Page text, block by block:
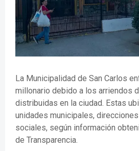
La Municipalidad de San Carlos
millonario debido a los arriendos
distribuidas en la ciudad. Estas
unidades municipales,
sociales, según información
de Transparencia.